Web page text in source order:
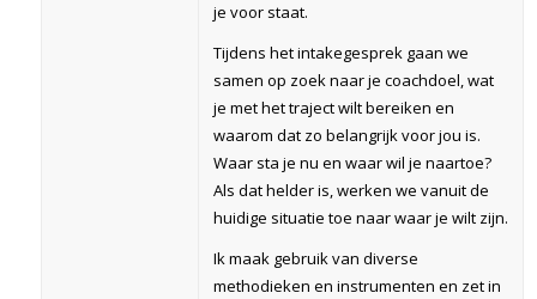
je voor staat.
Tijdens het intakegesprek gaan we
samen op zoek naar je coachdoel, wat
je met het traject wilt bereiken en
waarom dat zo belangrijk voor jou is.
Waar sta je nu en waar wil je naartoe?
Als dat helder is, werken we vanuit de
huidige situatie toe naar waar je wilt zijn.
Ik maak gebruik van diverse
methodieken en instrumenten en zet in